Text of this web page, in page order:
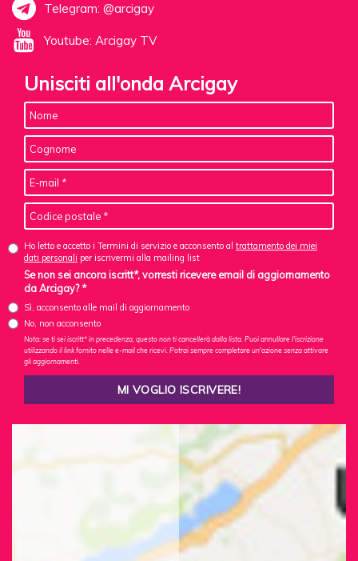
Telegram: @arcigay
Youtube: Arcigay TV
Unisciti all'onda Arcigay
Ho letto e accetto i Termini di servizio e acconsento al trattamento dei miei
dati personali per iscrivermi alla mailing list
Se non sei ancora iscritt*, vorresti ricevere email di aggiornamento
da Arcigay? *
Sì, acconsento alle mail di aggiornamento
No, non acconsento
Nota: se ti sei iscritt* in precedenza, questo non ti cancellerà dalla lista. Puoi annullare l'iscrizione
utilizzando il link fornito nelle e-mail che ricevi. Potrai sempre completare un'azione senza attivare
gli aggiornamenti.